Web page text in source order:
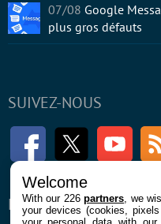
SUIVEZ-NOUS
FacebookTwitter
ENTREPRISE
07/08 Google
plus gros défauts
Welcome
With our 226partners , we
your devices (cookies,
your personal data with